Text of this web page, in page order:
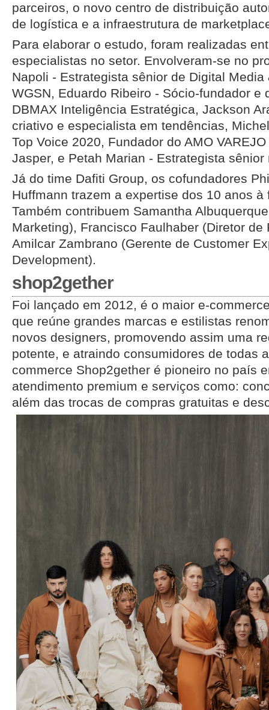
parceiros, o novo centro de distribuição
de logística e a infraestrutura de
Para elaborar o estudo, foram realizadas
especialistas no setor. Envolveram-se no
Napoli - Estrategista sênior de Digital Media
WGSN, Eduardo Ribeiro - Sócio-fundador e
DBMAX Inteligência Estratégica, Jackson
criativo e especialista em tendências,
Top Voice 2020, Fundador do AMO
Jasper, e Petah Marian - Estrategista sênior
Já do time Dafiti Group, os cofundadores
Huffmann trazem a expertise dos 10 anos à
Também contribuem Samantha
Marketing), Francisco Faulhaber (Diretor de
Amilcar Zambrano (Gerente de Customer
Development).
shop2gether
Foi lançado em 2012, é o maior e-
que reúne grandes marcas e estilistas
novos designers, promovendo assim uma
potente, e atraindo consumidores de todas
commerce Shop2gether é pioneiro no país
atendimento premium e serviços como:
além das trocas de compras gratuitas e